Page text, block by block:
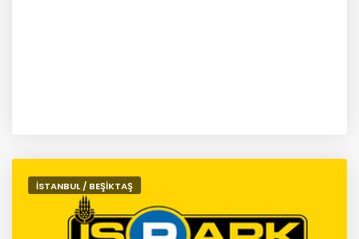
İSTANBUL / BEŞİKTAŞ